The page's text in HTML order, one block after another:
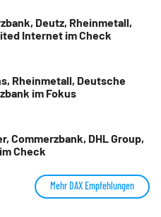
Deutz, Rheinmetall,
Internet im Check
Rheinmetall, Deutsche
im Fokus
Commerzbank, DHL Group,
Check
Mehr DAX Empfehlungen